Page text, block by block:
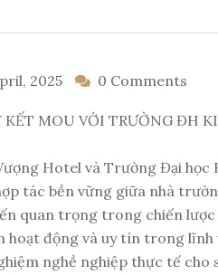
2025 0 Comments
MOU VỚI TRƯỜNG ĐH
Hotel và Trường Đại học
tác bền vững giữa nhà
quan trọng trong chiến
hoạt động và uy tín trong
nghề nghiệp thực tế cho